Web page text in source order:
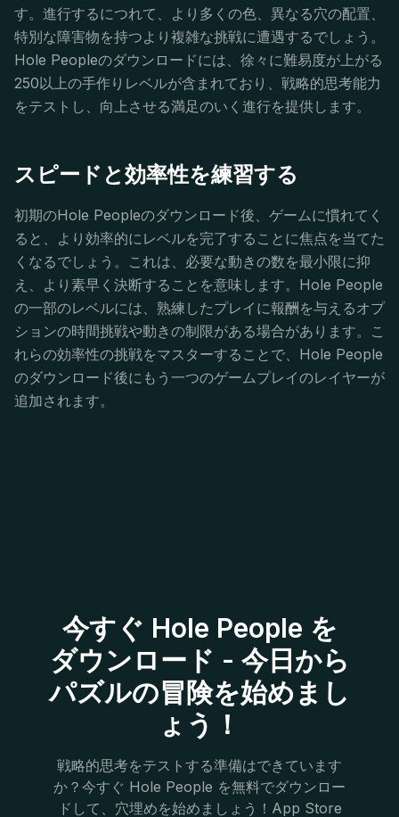
す。進行するにつれて、より多くの色、異なる穴の配置、
特別な障害物を持つより複雑な挑戦に遭遇するでしょう。
Hole Peopleのダウンロードには、徐々に難易度が上がる
250以上の手作りレベルが含まれており、戦略的思考能力
をテストし、向上させる満足のいく進行を提供します。
スピードと効率性を練習する
初期のHole Peopleのダウンロード後、ゲームに慣れてく
ると、より効率的にレベルを完了することに焦点を当てた
くなるでしょう。これは、必要な動きの数を最小限に抑
え、より素早く決断することを意味します。Hole People
の一部のレベルには、熟練したプレイに報酬を与えるオプ
ションの時間挑戦や動きの制限がある場合があります。こ
れらの効率性の挑戦をマスターすることで、Hole People
のダウンロード後にもう一つのゲームプレイのレイヤーが
追加されます。
今すぐ Hole People を
ダウンロード - 今日から
パズルの冒険を始めまし
ょう！
戦略的思考をテストする準備はできています
か？今すぐ Hole People を無料でダウンロー
ドして、穴埋めを始めましょう！App Store